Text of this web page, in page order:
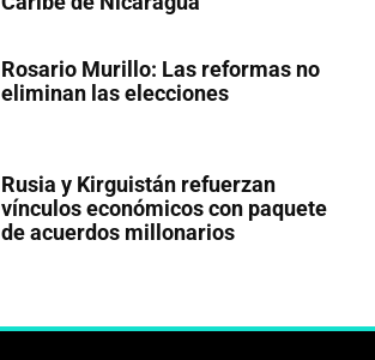
Rosario Murillo: Las reformas no
eliminan las elecciones
Rusia y Kirguistán refuerzan
vínculos económicos con paquete
de acuerdos millonarios